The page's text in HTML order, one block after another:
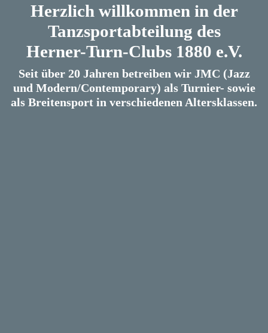
Herzlich willkommen in der
Tanzsportabteilung des
Herner-Turn-Clubs 1880 e.V.
Seit über 20 Jahren betreiben wir JMC (Jazz
und Modern/Contemporary) als Turnier- sowie
als Breitensport in verschiedenen Altersklassen.